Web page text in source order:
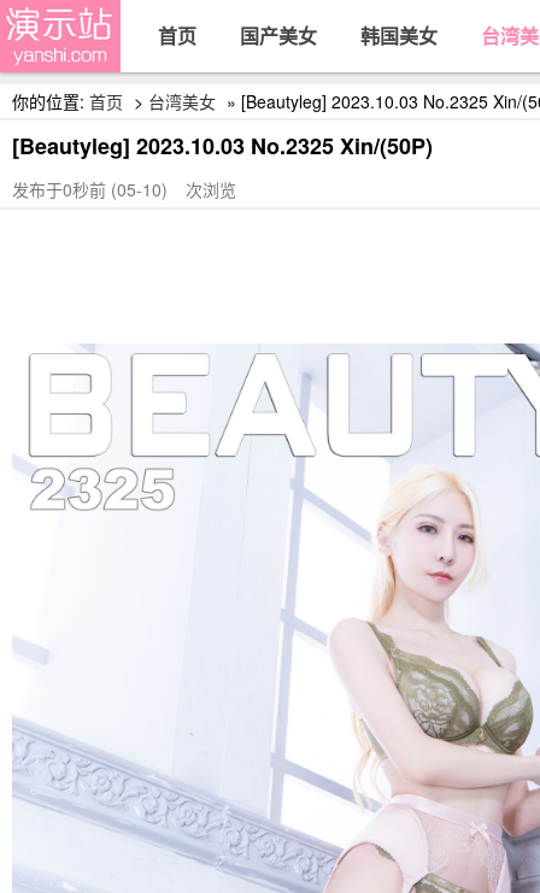
首页 国产美女 韩国美女 台湾
你的位置: 首页 > 台湾美女 » [Beautyleg] 2023.10.03 No.2325 Xin/
[Beautyleg] 2023.10.03 No.2325 Xin/(50P)
发布于0秒前 (05-10) 次浏览